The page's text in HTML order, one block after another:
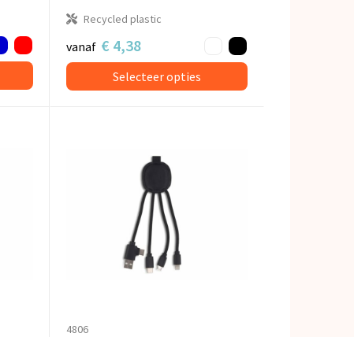
Recycled plastic
vanaf € 4,38
Selecteer opties
4806